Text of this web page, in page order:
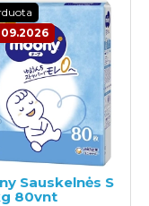
Sauskelnės S
80vnt